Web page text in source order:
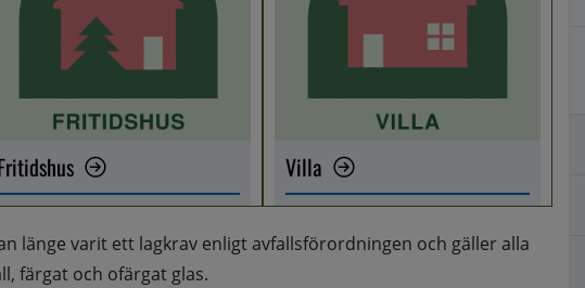
Villa
länge varit ett lagkrav enligt avfallsförordningen och gäller alla
färgat och ofärgat glas.